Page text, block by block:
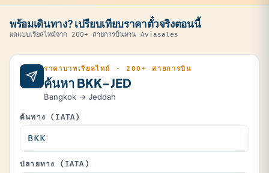
พร้อมเดินทาง? เปรียบเทียบราคาตั๋วจริงตอนนี้
ผลแบบเรียลไทม์จาก 200+ สายการบินผ่าน Aviasales
ราคาบาทเรียลไทม์ · 200+ สายการบิน
ค้นหา BKK–JED
Bangkok → Jeddah
ต้นทาง (IATA)
ปลายทาง (IATA)